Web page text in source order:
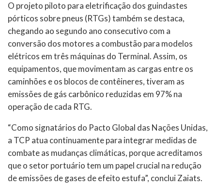
O projeto piloto para eletrificação dos guindastes
pórticos sobre pneus (RTGs) também se destaca,
chegando ao segundo ano consecutivo com a
conversão dos motores a combustão para modelos
elétricos em três máquinas do Terminal. Assim, os
equipamentos, que movimentam as cargas entre os
caminhões e os blocos de contêineres, tiveram as
emissões de gás carbônico reduzidas em 97% na
operação de cada RTG.
“Como signatários do Pacto Global das Nações Unidas,
a TCP atua continuamente para integrar medidas de
combate as mudanças climáticas, porque acreditamos
que o setor portuário tem um papel crucial na redução
de emissões de gases de efeito estufa”, conclui Zaiats.